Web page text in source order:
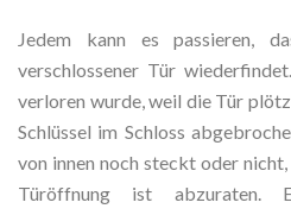
Jedem kann es passieren,
verschlossener Tür
verloren wurde, weil die Tür
Schlüssel im Schloss
von innen noch steckt oder
Türöffnung ist abzuraten.